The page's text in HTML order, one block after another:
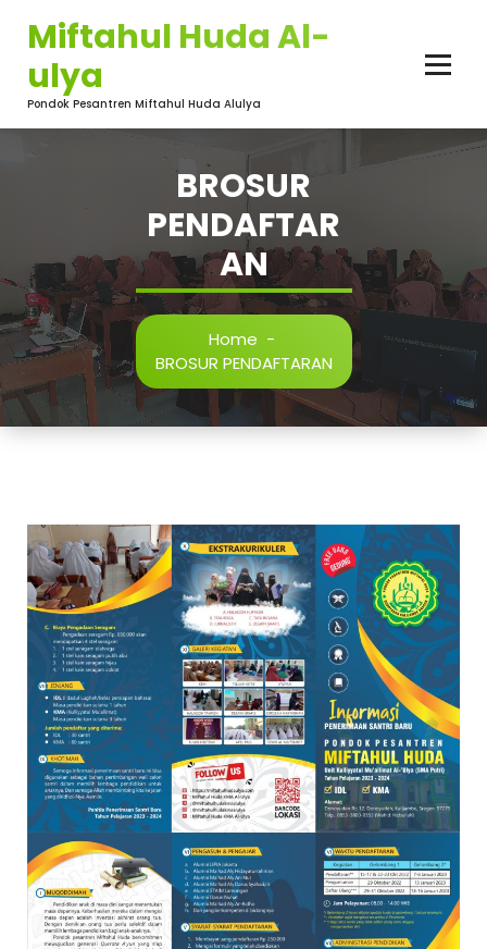
contentMiftahul Huda Al-
ulya
Pondok Pesantren Miftahul Huda Alulya
BROSUR
PENDAFTAR
AN
Home -
BROSUR PENDAFTARAN